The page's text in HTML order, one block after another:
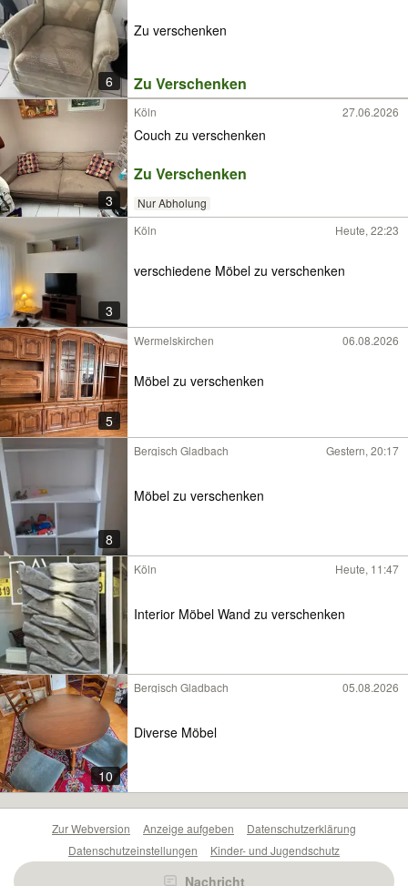
6
Zu verschenken
Zu Verschenken
3
Köln 27.06.2026
Couch zu verschenken
Zu Verschenken
Nur Abholung
3
Köln Heute, 22:23
verschiedene Möbel zu verschenken
5
Wermelskirchen 06.08.2026
Möbel zu verschenken
8
Bergisch Gladbach Gestern, 20:17
Möbel zu verschenken
Köln Heute, 11:47
Interior Möbel Wand zu verschenken
10
Bergisch Gladbach 05.08.2026
Diverse Möbel
Nachricht
Zur Webversion Anzeige aufgeben
Datenschutzerklärung
Datenschutzeinstellungen
Kinder- und Jugendschutz
Barrierefreiheitserklärung